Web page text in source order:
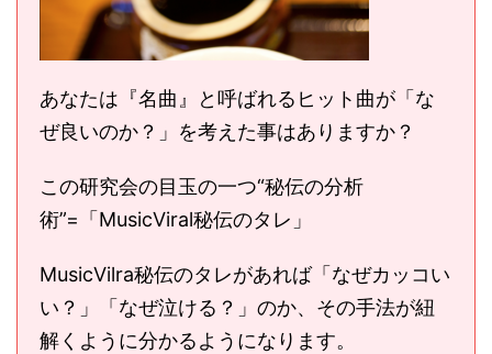
あなたは『名曲』と呼ばれるヒット曲が「な
ぜ良いのか？」を考えた事はありますか？
この研究会の目玉の一つ“秘伝の分析
術”=「MusicViral秘伝のタレ」
MusicVilra秘伝のタレがあれば「なぜカッコい
い？」「なぜ泣ける？」のか、その手法が紐
解くように分かるようになります。